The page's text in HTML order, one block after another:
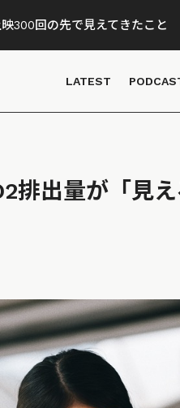
300回の先で見えてきたこと
LATEST
排出量が「見